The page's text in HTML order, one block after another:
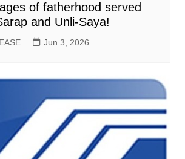
of fatherhood served
and Unli-Saya!
Jun 3, 2026